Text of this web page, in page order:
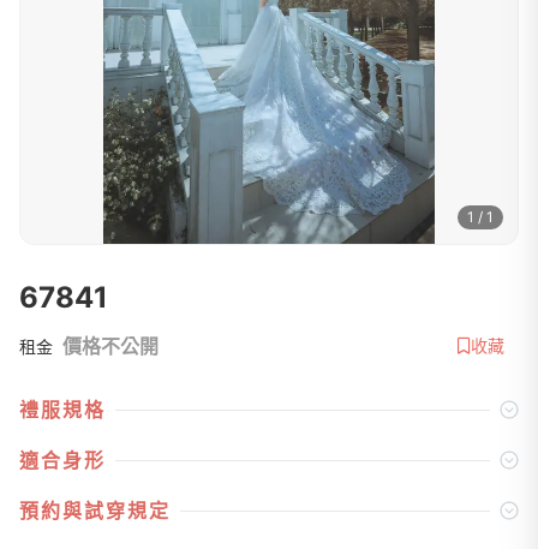
1 / 1
67841
租金 價格不公開 收藏
禮服規格
適合身形
預約與試穿規定